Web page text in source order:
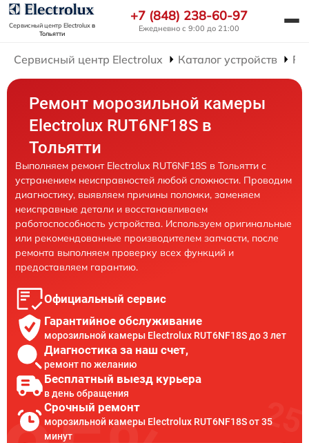
Сервисный центр Electroluxв
Тольятти
+7 (848) 238-60-97
Ежедневно с 9:00 до 21:00
Сервисный центр Electrolux Каталог устройств
Ремонт морозильной камеры
Electrolux RUT6NF18S в
Тольятти
Выполняем ремонт Electrolux RUT6NF18S в Тольятти с
устранением неисправностей любой сложности. Проводим
диагностику, выявляем причины поломки, заменяем
неисправные детали и восстанавливаем
работоспособность устройства. Используем оригинальные
или рекомендованные производителем запчасти, после
ремонта выполняем проверку всех функций и
предоставляем гарантию.
Официальный сервис
Гарантийное обслуживание
морозильной камеры Electrolux RUT6NF18S до 3 лет
Диагностика за наш счет,
ремонт по желанию
Бесплатный выезд курьера
в день обращения
Срочный ремонт
морозильной камеры Electrolux RUT6NF18S от 35
минут